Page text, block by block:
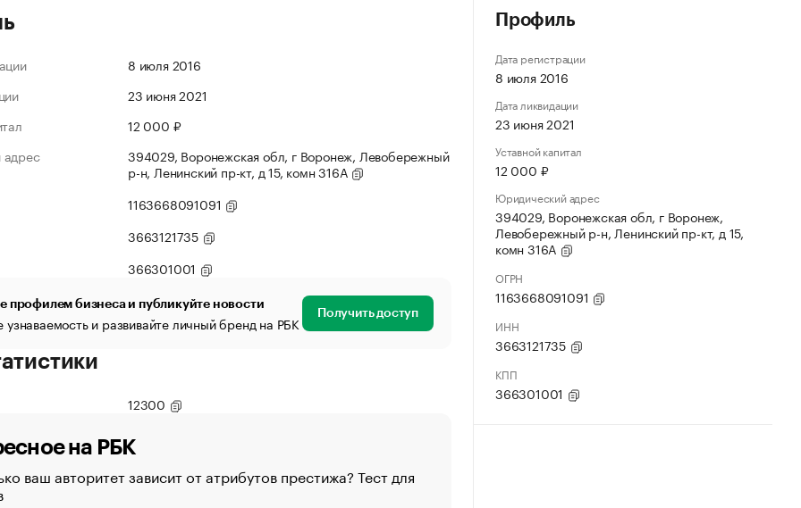
8 июля 2016
23 июня 2021
12 000 ₽
394029, Воронежская обл, г Воронеж, Левобережный
р-н, Ленинский пр-кт, д 15, комн 316А
1163668091091
3663121735
366301001
профилем бизнеса и публикуйте новости
и развивайте личный бренд на РБК Получить доступ
12300
на РБК
ваш авторитет зависит от атрибутов престижа? Тест для
Профиль
Дата регистрации
8 июля 2016
Дата ликвидации
23 июня 2021
Уставной капитал
12 000 ₽
Юридический адрес
394029, Воронежская обл, г Воронеж,
Левобережный р-н, Ленинский пр-кт, д 15,
комн 316А
ОГРН
1163668091091
ИНН
3663121735
КПП
366301001